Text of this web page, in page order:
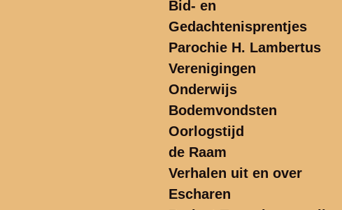
Bid- en
Gedachtenisprentjes
Parochie H. Lambertus
Verenigingen
Onderwijs
Bodemvondsten
Oorlogstijd
de Raam
Verhalen uit en over
Escharen